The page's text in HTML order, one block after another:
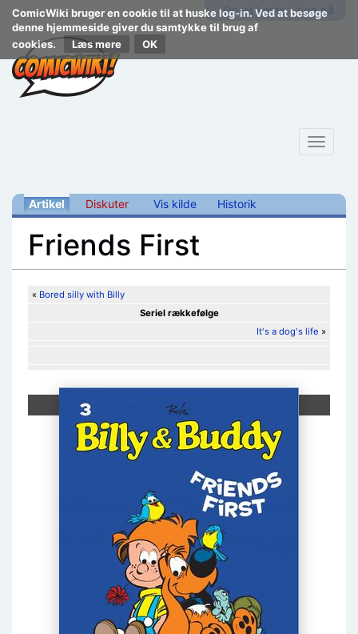
ComicWiki bruger en cookie til at huske log-in. Ved at besøge
denne hjemmeside giver du samtykke til brug af
cookies.
Læs mere
Opret konto Log på
Toggle
Artikel Diskuter Vis kilde Historik
Friends First
« Bored silly with Billy
Seriel rækkefølge
It's a dog's life »